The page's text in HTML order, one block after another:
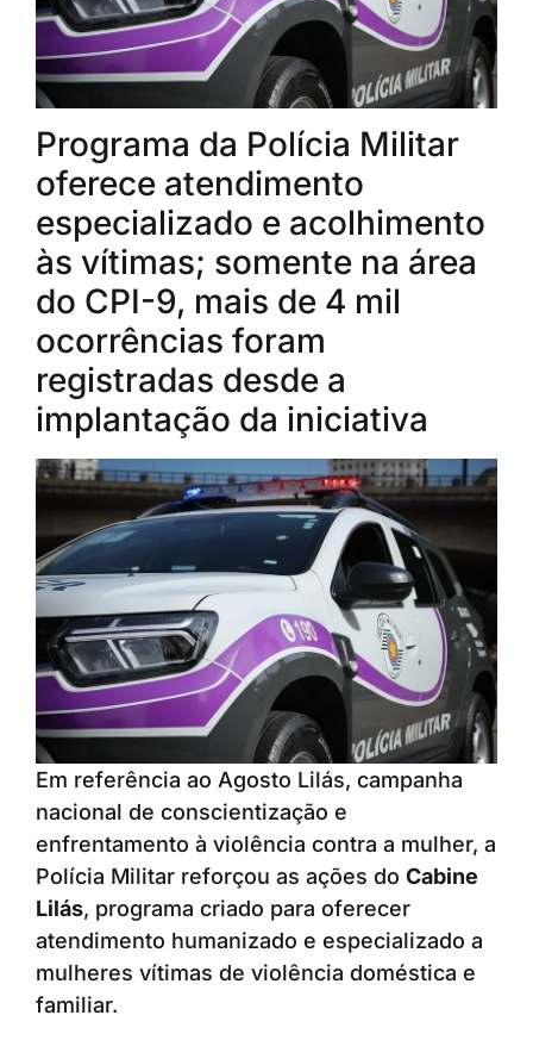
Programa da Polícia Militar
oferece atendimento
especializado e acolhimento
às vítimas; somente na área
do CPI-9, mais de 4 mil
ocorrências foram
registradas desde a
implantação da iniciativa
Em referência ao Agosto Lilás, campanha
nacional de conscientização e
enfrentamento à violência contra a mulher, a
Polícia Militar reforçou as ações do Cabine
Lilás, programa criado para oferecer
atendimento humanizado e especializado a
mulheres vítimas de violência doméstica e
familiar.